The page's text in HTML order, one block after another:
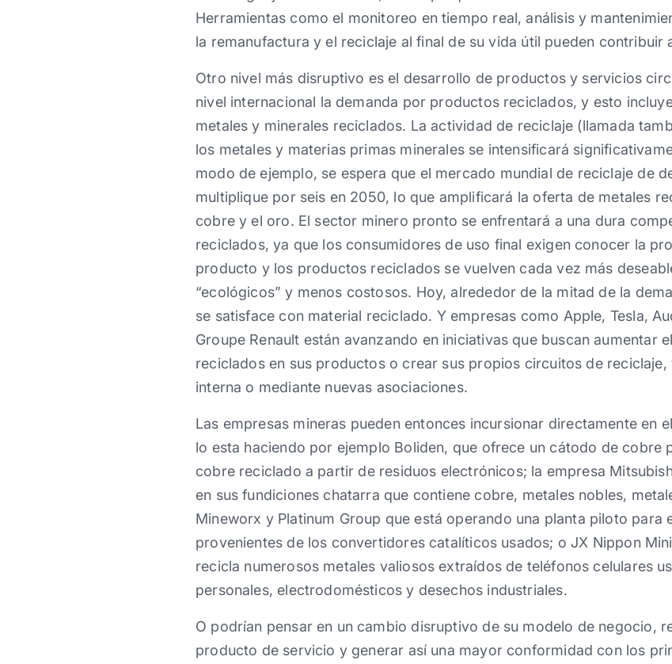
Herramientas como el monitoreo en tiempo real, análisis y
la remanufactura y el reciclaje al final de su vida útil pueden contribuir
Otro nivel más disruptivo es el desarrollo de productos y servicios
nivel internacional la demanda por productos reciclados, y esto
metales y minerales reciclados. La actividad de reciclaje (llamada
los metales y materias primas minerales se intensificará
modo de ejemplo, se espera que el mercado mundial de reciclaje de
multiplique por seis en 2050, lo que amplificará la oferta de metales
cobre y el oro. El sector minero pronto se enfrentará a una dura
reciclados, ya que los consumidores de uso final exigen conocer la
producto y los productos reciclados se vuelven cada vez más
“ecológicos” y menos costosos. Hoy, alrededor de la mitad de la
se satisface con material reciclado. Y empresas como Apple, Tesla,
Groupe Renault están avanzando en iniciativas que buscan aumentar
reciclados en sus productos o crear sus propios circuitos de
interna o mediante nuevas asociaciones.
Las empresas mineras pueden entonces incursionar directamente en
lo esta haciendo por ejemplo Boliden, que ofrece un cátodo de cobre
cobre reciclado a partir de residuos electrónicos; la empresa
en sus fundiciones chatarra que contiene cobre, metales nobles,
Mineworx y Platinum Group que está operando una planta piloto para
provenientes de los convertidores catalíticos usados; o JX Nippon
recicla numerosos metales valiosos extraídos de teléfonos celulares
personales, electrodomésticos y desechos industriales.
O podrían pensar en un cambio disruptivo de su modelo de negocio,
producto de servicio y generar así una mayor conformidad con los